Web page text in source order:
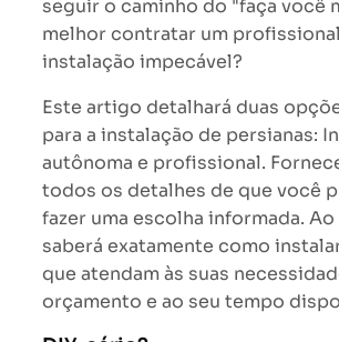
seguir o caminho do "faça você
melhor contratar um
instalação impecável?
Este artigo detalhará duas
para a instalação de persianas:
autônoma e profissional.
todos os detalhes de que você
fazer uma escolha informada.
saberá exatamente como
que atendam às suas
orçamento e ao seu tempo